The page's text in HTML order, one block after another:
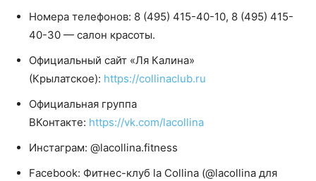
Номера телефонов: 8 (495) 415-40-10, 8 (495) 415-
40-30 — салон красоты.
Официальный сайт «Ля Калина»
(Крылатское): https://collinaclub.ru
Официальная группа
ВКонтакте: https://vk.com/lacollina
Инстаграм: @lacollina.fitness
Facebook: Фитнес-клуб la Collina (@lacollina для